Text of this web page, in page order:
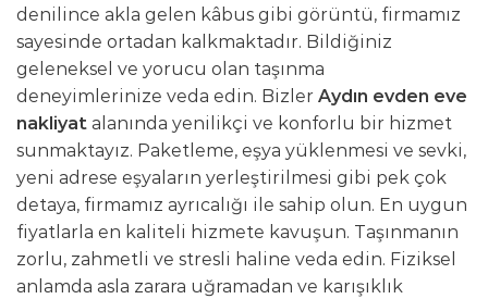
denilince akla gelen kâbus gibi görüntü, firmamız
sayesinde ortadan kalkmaktadır. Bildiğiniz
geleneksel ve yorucu olan taşınma
deneyimlerinize veda edin. Bizler Aydın evden eve
nakliyat alanında yenilikçi ve konforlu bir hizmet
sunmaktayız. Paketleme, eşya yüklenmesi ve sevki,
yeni adrese eşyaların yerleştirilmesi gibi pek çok
detaya, firmamız ayrıcalığı ile sahip olun. En uygun
fiyatlarla en kaliteli hizmete kavuşun. Taşınmanın
zorlu, zahmetli ve stresli haline veda edin. Fiziksel
anlamda asla zarara uğramadan ve karışıklık